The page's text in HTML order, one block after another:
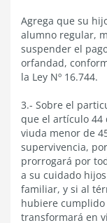
Agrega que su
alumno regular,
suspender el
orfandad,
la Ley Nº 16.744.
3.- Sobre el
que el artículo 44
viuda menor de
supervivencia,
prorrogará por
a su cuidado
familiar, y si al
hubiere cumplido
transformará en